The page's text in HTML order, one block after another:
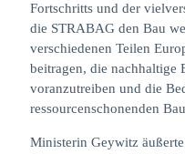
Fortschritts und der
die STRABAG den Bau
verschiedenen Teilen
beitragen, die nachhaltige
voranzutreiben und die
ressourcenschonenden
Ministerin Geywitz